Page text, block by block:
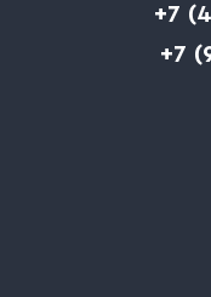
+7
+7